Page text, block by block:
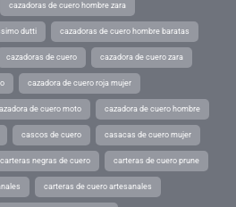
cazadoras de cuero hombre zara
dutti cazadoras de cuero hombre baratas
cazadoras de cuero cazadora de cuero zara
cazadora de cuero roja mujer
de cuero moto cazadora de cuero hombre
cascos de cuero casacas de cuero mujer
carteras negras de cuero carteras de cuero prune
carteras de cuero artesanales